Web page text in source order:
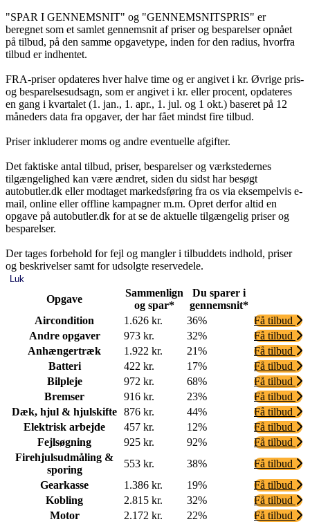
"SPAR I GENNEMSNIT" og "GENNEMSNITSPRIS" er
beregnet som et samlet gennemsnit af priser og besparelser opnået
på tilbud, på den samme opgavetype, inden for den radius, hvorfra
tilbud er indhentet.
FRA-priser opdateres hver halve time og er angivet i kr. Øvrige pris-
og besparelsesudsagn, som er angivet i kr. eller procent, opdateres
en gang i kvartalet (1. jan., 1. apr., 1. jul. og 1 okt.) baseret på 12
måneders data fra opgaver, der har fået mindst fire tilbud.
Priser inkluderer moms og andre eventuelle afgifter.
Det faktiske antal tilbud, priser, besparelser og værkstedernes
tilgængelighed kan være ændret, siden du sidst har besøgt
autobutler.dk eller modtaget markedsføring fra os via eksempelvis e-
mail, online eller offline kampagner m.m. Opret derfor altid en
opgave på autobutler.dk for at se de aktuelle tilgængelig priser og
besparelser.
Der tages forbehold for fejl og mangler i tilbuddets indhold, priser
og beskrivelser samt for udsolgte reservedele.
Luk
Opgave
Sammenlign
og spar*
Du sparer i
gennemsnit*
Aircondition
1.626 kr. 36%
Få tilbud
Andre opgaver
973 kr. 32%
Få tilbud
Anhængertræk
1.922 kr. 21%
Få tilbud
Batteri
422 kr. 17%
Få tilbud
Bilpleje
972 kr. 68%
Få tilbud
Bremser
916 kr. 23%
Få tilbud
Dæk, hjul & hjulskifte 876 kr. 44%
Få tilbud
Elektrisk arbejde
457 kr. 12%
Få tilbud
Fejlsøgning
925 kr. 92%
Få tilbud
Firehjulsudmåling &
sporing
553 kr. 38%
Få tilbud
Gearkasse
1.386 kr. 19%
Få tilbud
Kobling
2.815 kr. 32%
Få tilbud
Motor
2.172 kr. 22%
Få tilbud